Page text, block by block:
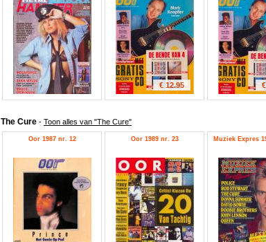
€ 12.95
The Cure - Toon alles van "The Cure"
Oor 1987 nr. 12 Oor 1989 nr. 23 Muziek Expres